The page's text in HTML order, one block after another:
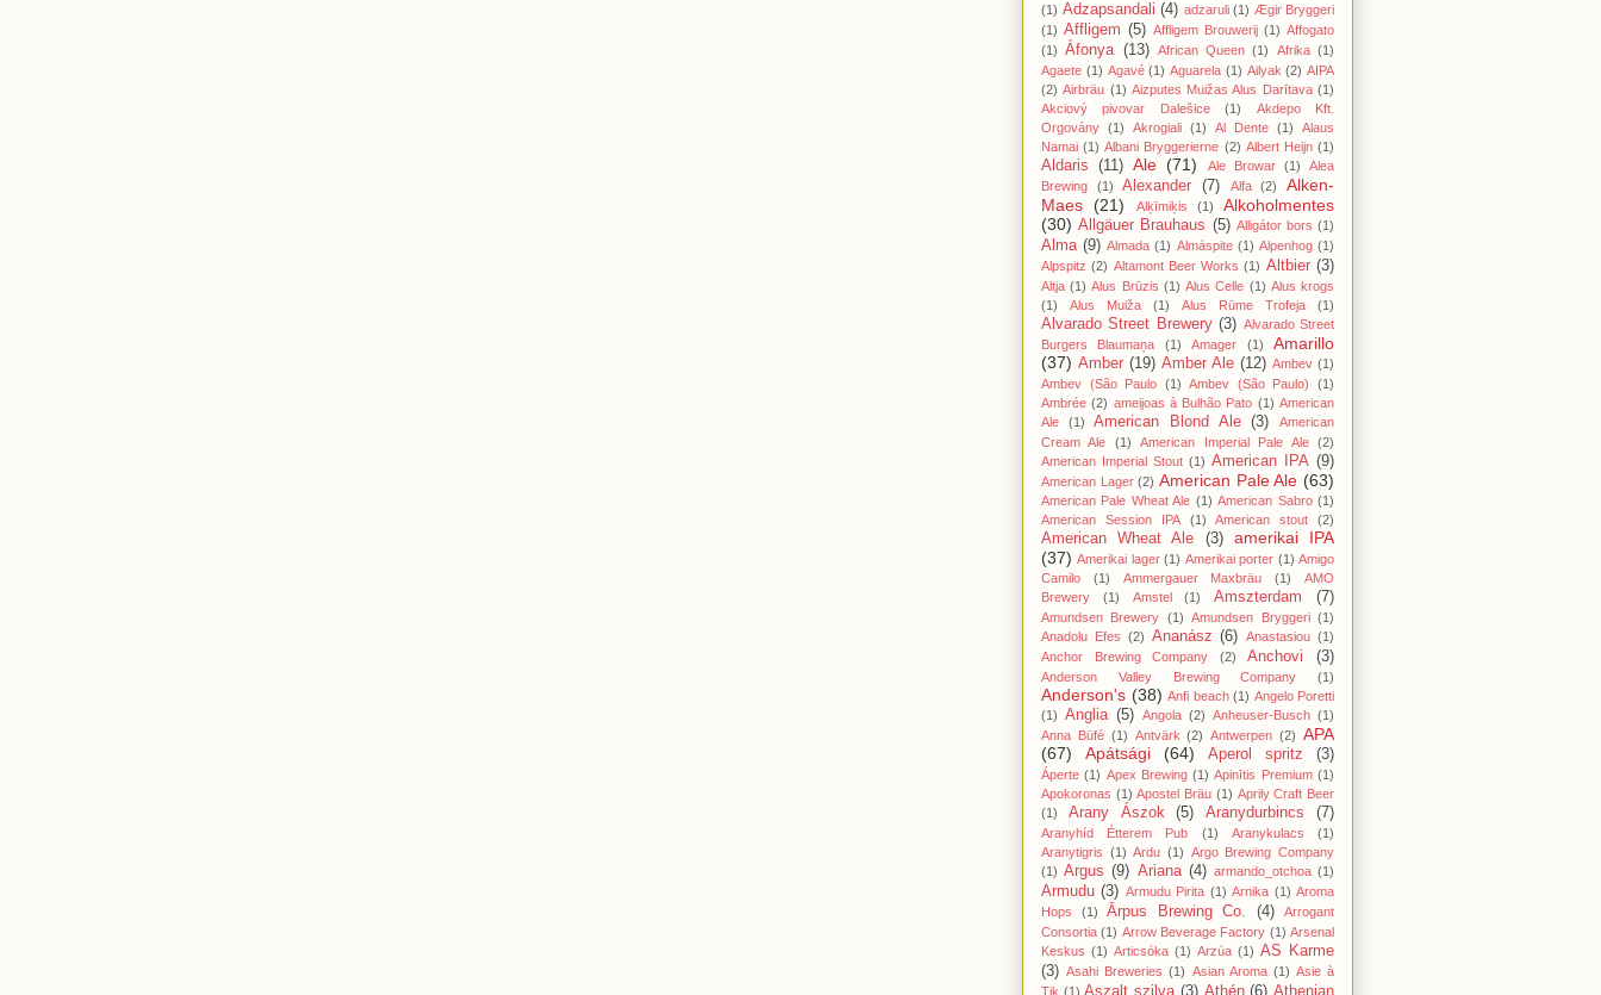
(1) Adzapsandali (4) adzaruli (1) Ægir Bryggeri
(1) Affligem (5) Affligem Brouwerij (1) Affogato
(1)
Áfonya (13) African Queen (1) Afrika (1)
Agaete (1) Agavé (1) Aguarela (1) Ailyak (2) AIPA
(2) Airbräu (1) Aizputes Muižas Alus Darītava (1)
Akciový pivovar Dalešice
(1)
Akdepo Kft.
Orgovány (1) Akrogiali (1) Al Dente (1)
Alaus
Namai (1) Albani Bryggerierne (2) Albert Heijn (1)
Aldaris (11) Ale (71) Ale Browar (1)
Alea
Brewing
(1) Alexander (7) Alfa (2)
Alken-
Maes
(21) Alķīmiķis (1)
Alkoholmentes
(30) Allgäuer Brauhaus (5) Alligátor bors (1)
Alma (9) Almada (1) Almáspite (1) Alpenhog (1)
Alpspitz (2) Altamont Beer Works (1) Altbier (3)
Altja (1) Alus Brūzis (1) Alus Celle (1) Alus krogs
(1)
Alus Muiža (1) Alus Rūme Trofeja (1)
Alvarado Street Brewery (3) Alvarado Street
Burgers Blaumaņa
(1) Amager (1)
Amarillo
(37) Amber (19) Amber Ale (12) Ambev (1)
Ambev (São Paulo (1) Ambev (São Paulo)
(1)
Ambrée (2) ameijoas à Bulhão Pato (1) American
Ale
(1) American Blond Ale (3)
American
Cream Ale
(1) American Imperial Pale Ale
(2)
American Imperial Stout (1) American IPA (9)
American Lager (2) American Pale Ale (63)
American Pale Wheat Ale (1) American Sabro (1)
American Session IPA
(1) American stout (2)
American Wheat Ale (3)
amerikai IPA
(37) Amerikai lager (1) Amerikai porter (1) Amigo
Camilo
(1) Ammergauer Maxbräu (1)
AMO
Brewery
(1) Amstel (1) Amszterdam (7)
Amundsen Brewery (1) Amundsen Bryggeri (1)
Anadolu Efes (2) Ananász (6) Anastasiou (1)
Anchor Brewing Company
(2) Anchovi (3)
Anderson Valley Brewing Company (1)
Anderson's (38) Anfi beach (1) Angelo Poretti
(1) Anglia (5) Angola (2) Anheuser-Busch (1)
Anna Büfé (1) Antvärk (2) Antwerpen (2) APA
(67)
Apátsági (64) Aperol spritz (3)
Áperte (1) Apex Brewing (1) Apinītis Premium (1)
Apokoronas (1) Apostel Bräu (1) Aprily Craft Beer
(1)
Arany Ászok (5) Aranydurbincs (7)
Aranyhíd Étterem Pub (1) Aranykulacs
(1)
Aranytigris (1) Ardu (1) Argo Brewing Company
(1) Argus (9) Ariana (4) armando_otchoa (1)
Armudu (3) Armudu Pirita (1) Arnika (1) Aroma
Hops
(1) Ārpus Brewing Co. (4)
Arrogant
Consortia (1) Arrow Beverage Factory (1) Arsenal
Keskus (1) Articsóka (1) Arzúa (1) AS Karme
(3) Asahi Breweries (1) Asian Aroma (1) Asie à
Tik (1) Aszalt szilva (3) Athén (6) Athenian